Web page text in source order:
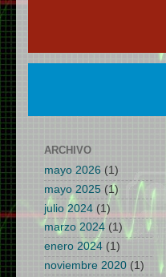
ARCHIVO
mayo 2026 (1)
mayo 2025 (1)
julio 2024 (1)
marzo 2024 (1)
enero 2024 (1)
noviembre 2020 (1)